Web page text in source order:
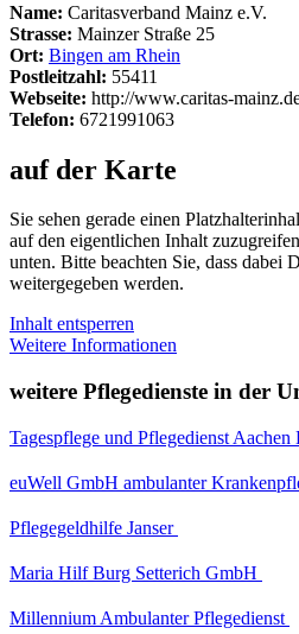
Name: Caritasverband Mainz e.V.
Strasse: Mainzer Straße 25
Ort: Bingen am Rhein
Postleitzahl: 55411
Webseite: http://www.caritas-
Telefon: 6721991063
auf der Karte
Sie sehen gerade einen
auf den eigentlichen Inhalt
unten. Bitte beachten Sie, dass dabei
weitergegeben werden.
Inhalt entsperren
Weitere Informationen
weitere Pflegedienste in der
Tagespflege und Pflegedienst
euWell GmbH ambulanter
Pflegegeldhilfe Janser
Maria Hilf Burg Setterich GmbH
Millennium Ambulanter Pflegedienst